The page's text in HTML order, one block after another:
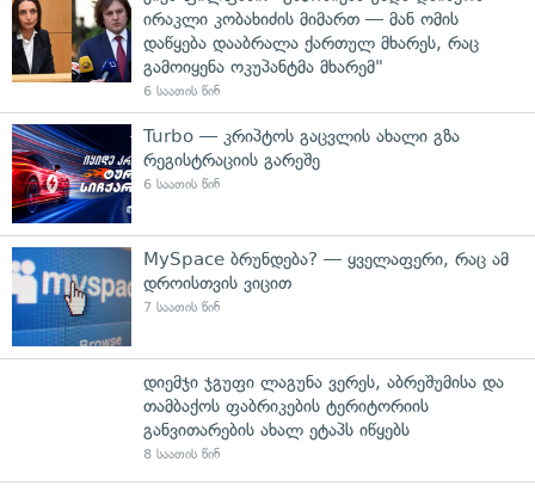
ირაკლი კობახიძის მიმართ — მან ომის
დაწყება დააბრალა ქართულ მხარეს, რაც
გამოიყენა ოკუპანტმა მხარემ"
6 საათის წინ
Turbo — კრიპტოს გაცვლის ახალი გზა
რეგისტრაციის გარეშე
6 საათის წინ
MySpace ბრუნდება? — ყველაფერი, რაც ამ
დროისთვის ვიცით
7 საათის წინ
დიემჯი ჯგუფი ლაგუნა ვერეს, აბრეშუმისა და
თამბაქოს ფაბრიკების ტერიტორიის
განვითარების ახალ ეტაპს იწყებს
8 საათის წინ